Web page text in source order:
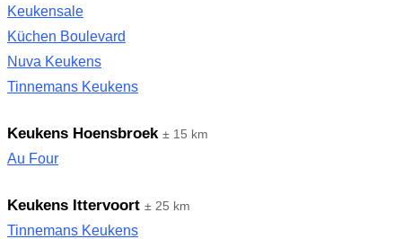
Keukensale
Küchen Boulevard
Nuva Keukens
Tinnemans Keukens
Keukens Hoensbroek ± 15 km
Au Four
Keukens Ittervoort ± 25 km
Tinnemans Keukens